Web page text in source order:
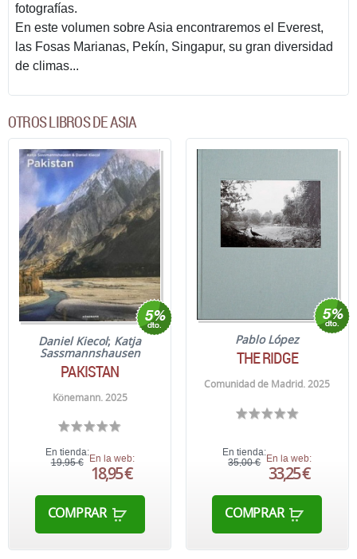
fotografías.
En este volumen sobre Asia encontraremos el Everest,
las Fosas Marianas, Pekín, Singapur, su gran diversidad
de climas...
OTROS LIBROS DE ASIA
Daniel Kiecol; Katja
Sassmannshausen
PAKISTAN
Könemann. 2025
En tienda:
19,95 € En la web:
18,95 €
COMPRAR
Pablo López
THE RIDGE
Comunidad de Madrid. 2025
En tienda:
35,00 € En la web:
33,25 €
COMPRAR